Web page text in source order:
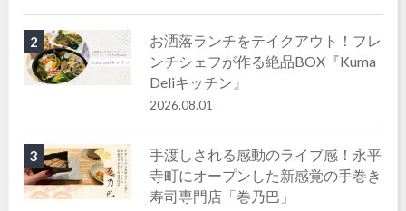
2
お洒落ランチをテイクアウト！フレ
ンチシェフが作る絶品BOX『Kuma
Deliキッチン』
2026.08.01
3
手渡しされる感動のライブ感！永平
寺町にオープンした新感覚の手巻き
寿司専門店「巻乃巴」